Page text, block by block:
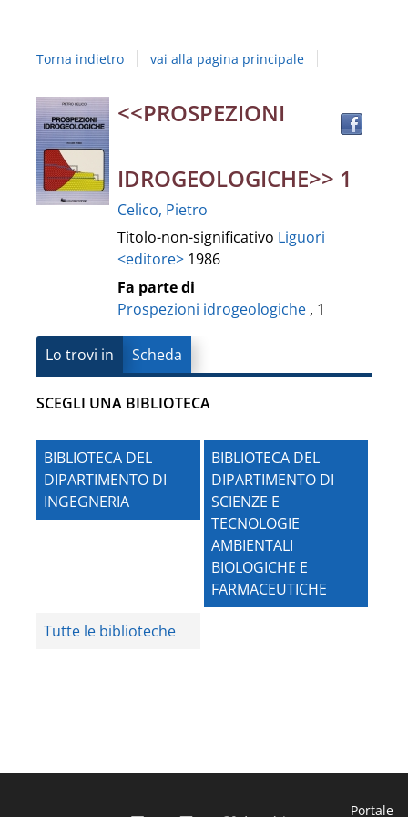
Campania
Vanvitelli"
Torna indietro vai alla pagina principale
Dettaglio
del
documento
<<PROSPEZIONI
IDROGEOLOGICHE>> 1
Celico, Pietro
Titolo-non-significativo Liguori
<editore> 1986
Fa parte di
Prospezioni idrogeologiche, 1
Lo trovi in Scheda
SCEGLI UNA BIBLIOTECA
BIBLIOTECA DEL
DIPARTIMENTO DI
INGEGNERIA
BIBLIOTECA DEL
DIPARTIMENTO DI
SCIENZE E
TECNOLOGIE
AMBIENTALI
BIOLOGICHE E
FARMACEUTICHE
Tutte le biblioteche
Portale